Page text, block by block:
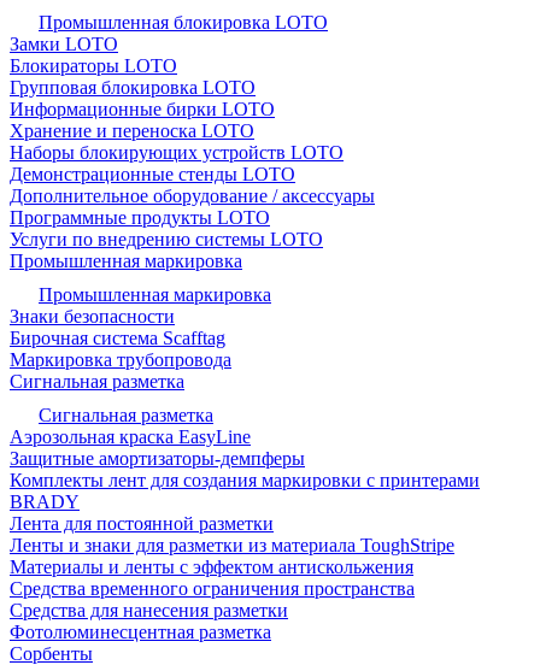
Промышленная блокировка LOTO
Замки LOTO
Блокираторы LOTO
Групповая блокировка LOTO
Информационные бирки LOTO
Хранение и переноска LOTO
Наборы блокирующих устройств LOTO
Демонстрационные стенды LOTO
Дополнительное оборудование / аксессуары
Программные продукты LOTO
Услуги по внедрению системы LOTO
Промышленная маркировка
Промышленная маркировка
Знаки безопасности
Бирочная система Scafftag
Маркировка трубопровода
Сигнальная разметка
Сигнальная разметка
Аэрозольная краска EasyLine
Защитные амортизаторы-демпферы
Комплекты лент для создания маркировки с принтерами
BRADY
Лента для постоянной разметки
Ленты и знаки для разметки из материала ToughStripe
Материалы и ленты с эффектом антискольжения
Средства временного ограничения пространства
Средства для нанесения разметки
Фотолюминесцентная разметка
Сорбенты